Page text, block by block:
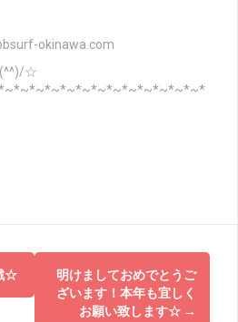
okinawa.com
(^^)/☆
☆
明けましておめでとうご
ざいます！本年も宜しく
お願い致します☆ →